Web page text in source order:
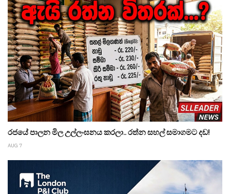
රජයේ පාලන මිල උල්ලංඝනය කරලා.. රත්න සහල් සමාගමට දඩ!
AUG 7